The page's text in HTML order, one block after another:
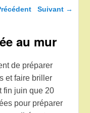
Navigation dans les
Suivant →
au mur
de préparer
et faire briller
fin juin que 20
pour préparer